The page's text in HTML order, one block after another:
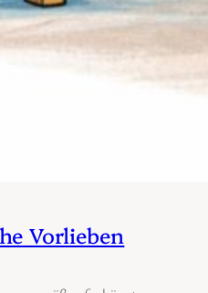
Vorlieben